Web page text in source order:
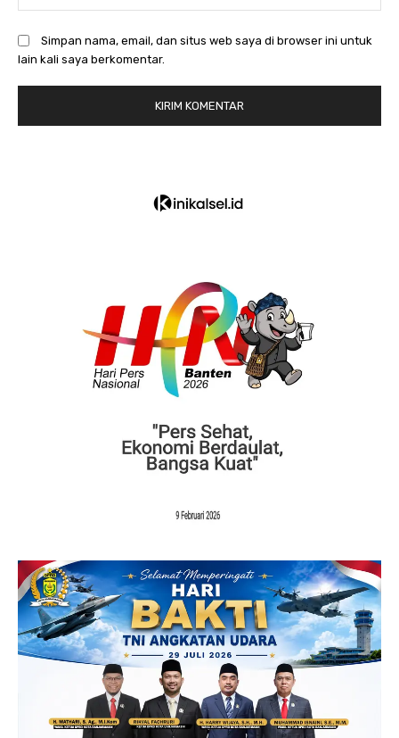
Simpan nama, email, dan situs web saya di browser ini untuk
lain kali saya berkomentar.